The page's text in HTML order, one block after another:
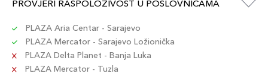
PROVJERI RASPOLOŽIVOST U POSLOVNICAMA
PLAZA Aria Centar - Sarajevo
PLAZA Mercator - Sarajevo Ložionička
PLAZA Delta Planet - Banja Luka
PLAZA Mercator - Tuzla